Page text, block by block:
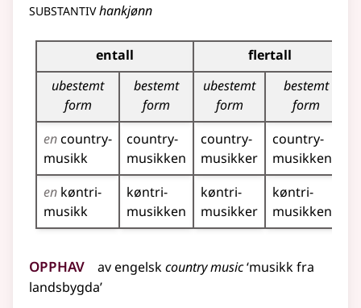
substantivhankjønn
Bøyingstabell for dette substantivet
entall
flertall
ubestemt
form
bestemt
form
ubestemt
form
bestemt
form
encountry­
musikk
country­
musikken
country­
musikker
country­
musikkene
en køntri­
musikk
køntri­
musikken
køntri­
musikker
køntri­
musikkene
Opphav avengelskcountry music‘musikk fra
landsbygda’